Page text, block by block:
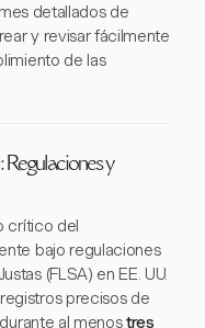
detallados de
y revisar fácilmente
de las
y
crítico del
bajo regulaciones
(FLSA) en EE. UU.
precisos de
al menostres